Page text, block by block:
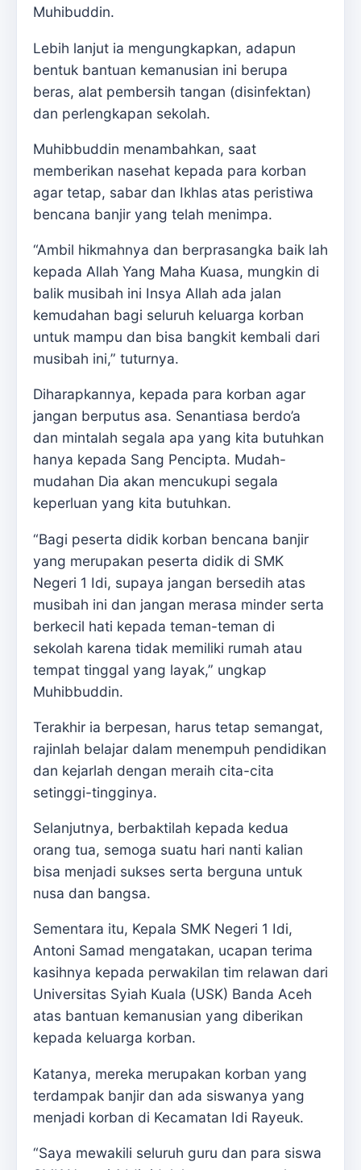
Muhibuddin.
Lebih lanjut ia mengungkapkan, adapun
bentuk bantuan kemanusian ini berupa
beras, alat pembersih tangan (disinfektan)
dan perlengkapan sekolah.
Muhibbuddin menambahkan, saat
memberikan nasehat kepada para korban
agar tetap, sabar dan Ikhlas atas peristiwa
bencana banjir yang telah menimpa.
“Ambil hikmahnya dan berprasangka baik lah
kepada Allah Yang Maha Kuasa, mungkin di
balik musibah ini Insya Allah ada jalan
kemudahan bagi seluruh keluarga korban
untuk mampu dan bisa bangkit kembali dari
musibah ini,” tuturnya.
Diharapkannya, kepada para korban agar
jangan berputus asa. Senantiasa berdo’a
dan mintalah segala apa yang kita butuhkan
hanya kepada Sang Pencipta. Mudah-
mudahan Dia akan mencukupi segala
keperluan yang kita butuhkan.
“Bagi peserta didik korban bencana banjir
yang merupakan peserta didik di SMK
Negeri 1 Idi, supaya jangan bersedih atas
musibah ini dan jangan merasa minder serta
berkecil hati kepada teman-teman di
sekolah karena tidak memiliki rumah atau
tempat tinggal yang layak,” ungkap
Muhibbuddin.
Terakhir ia berpesan, harus tetap semangat,
rajinlah belajar dalam menempuh pendidikan
dan kejarlah dengan meraih cita-cita
setinggi-tingginya.
Selanjutnya, berbaktilah kepada kedua
orang tua, semoga suatu hari nanti kalian
bisa menjadi sukses serta berguna untuk
nusa dan bangsa.
Sementara itu, Kepala SMK Negeri 1 Idi,
Antoni Samad mengatakan, ucapan terima
kasihnya kepada perwakilan tim relawan dari
Universitas Syiah Kuala (USK) Banda Aceh
atas bantuan kemanusian yang diberikan
kepada keluarga korban.
Katanya, mereka merupakan korban yang
terdampak banjir dan ada siswanya yang
menjadi korban di Kecamatan Idi Rayeuk.
“Saya mewakili seluruh guru dan para siswa